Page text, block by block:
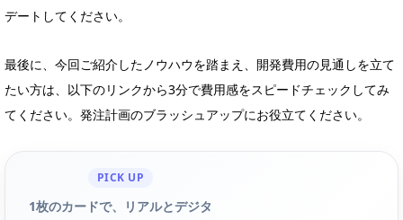
デートしてください。
最後に、今回ご紹介したノウハウを踏まえ、開発費用の見通しを立て
たい方は、以下のリンクから3分で費用感をスピードチェックしてみ
てください。発注計画のブラッシュアップにお役立てください。
PICK UP
1枚のカードで、リアルとデジタ